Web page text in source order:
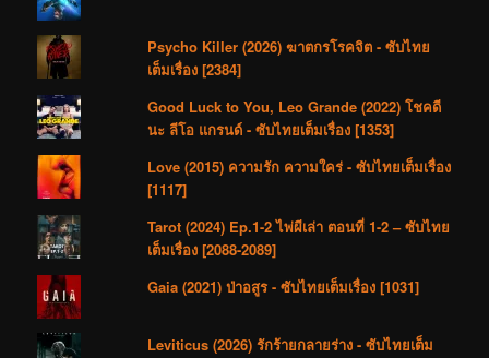
Psycho Killer (2026) ฆาตกรโรคจิต - ซับไทย
เต็มเรื่อง [2384]
Good Luck to You, Leo Grande (2022) โชคดี
นะ ลีโอ แกรนด์ - ซับไทยเต็มเรื่อง [1353]
Love (2015) ความรัก ความใคร่ - ซับไทยเต็มเรื่อง
[1117]
Tarot (2024) Ep.1-2 ไพ่ผีเล่า ตอนที่ 1-2 – ซับไทย
เต็มเรื่อง [2088-2089]
Gaia (2021) ป่าอสูร - ซับไทยเต็มเรื่อง [1031]
Leviticus (2026) รักร้ายกลายร่าง - ซับไทยเต็ม